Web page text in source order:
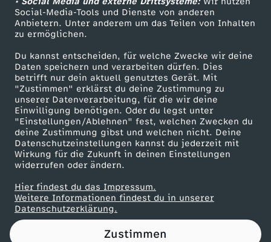
Social-Media-Tools und Dienste von anderen
Anbietern. Unter anderem um das Teilen von Inhalten
zu ermöglichen.
Du kannst entscheiden, für welche Zwecke wir deine
Daten speichern und verarbeiten dürfen. Dies
betrifft nur dein aktuell genutztes Gerät. Mit
"Zustimmen" erklärst du deine Zustimmung zu
unserer Datenverarbeitung, für die wir deine
Einwilligung benötigen. Oder du legst unter
"Einstellungen/Ablehnen" fest, welchen Zwecken du
deine Zustimmung gibst und welchen nicht. Deine
Datenschutzeinstellungen kannst du jederzeit mit
Wirkung für die Zukunft in deinen Einstellungen
widerrufen oder ändern.
Hier findest du das Impressum.
Weitere Informationen findest du in unserer
Datenschutzerklärung.
Zustimmen
u
r
M
e
s
s
e
r
ZDF Unternehmen
Karriere
ZDF goes Schule
Werbefernsehen
Mainzelmännchen
Partner